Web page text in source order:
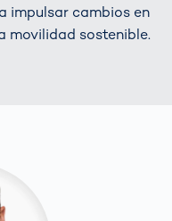
impulsar cambios en
movilidad sostenible.